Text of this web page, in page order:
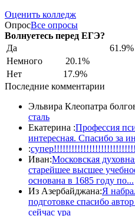
Оценить колледж
ОпросВсе опросы
Волнуетесь перед ЕГЭ?
Да
61.9%
Немного
20.1%
Нет
17.9%
Последние комментарии
Эльвира Клеопатра
сталь
Екатерина :Профессия
интересная. Спасибо за
:
Иван:Московская
старейшее высшее
основана в 1685 году по...
Из Азербайджана:Я
подготовке спасибо
сейчас ура